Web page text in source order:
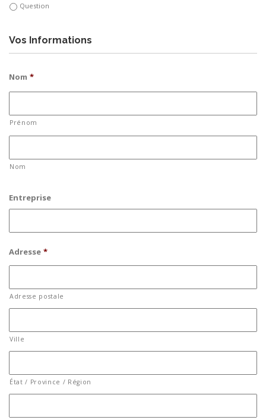
Question
Vos Informations
Nom *
Prénom
Nom
Entreprise
Adresse *
Adresse postale
Ville
État / Province / Région